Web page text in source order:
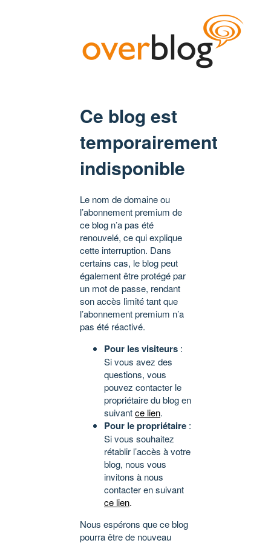
Ce blog est
temporairement
indisponible
Le nom de domaine ou
l’abonnement premium de
ce blog n’a pas été
renouvelé, ce qui explique
cette interruption. Dans
certains cas, le blog peut
également être protégé par
un mot de passe, rendant
son accès limité tant que
l’abonnement premium n’a
pas été réactivé.
Pour les visiteurs :
Si vous avez des
questions, vous
pouvez contacter le
propriétaire du blog en
suivantce lien.
Pour le propriétaire :
Si vous souhaitez
rétablir l’accès à votre
blog, nous vous
invitons à nous
contacter en suivant
ce lien.
Nous espérons que ce blog
pourra être de nouveau